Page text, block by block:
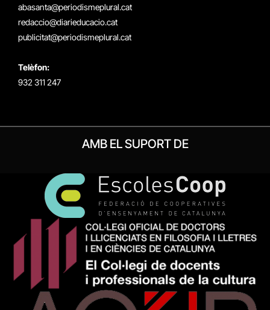
abasanta@periodismeplural.cat
redaccio@diarieducacio.cat
publicitat@periodismeplural.cat
Telèfon:
932 311 247
AMB EL SUPORT DE